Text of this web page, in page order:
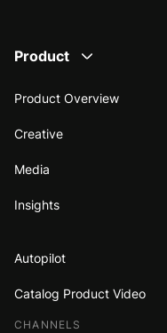
Product
Product Overview
Creative
Media
Insights
Autopilot
Catalog Product Video
CHANNELS